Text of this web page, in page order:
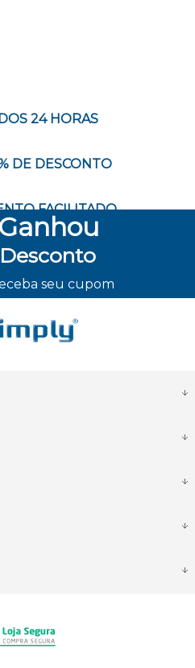
24 HORAS
DE DESCONTO
FACILITADO
RÁPIDO
Ganhou
seu cupom